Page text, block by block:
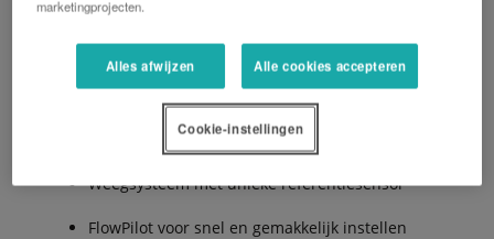
De Voordelen:
RotaFlow strooisysteem
Weegsysteem met unieke referentiesensor
FlowPilot voor snel en gemakkelijk instellen
marketingprojecten.
Alles afwijzen Alle cookies accepteren
Cookie-instellingen